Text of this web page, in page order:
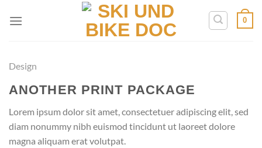
Inhalt
0
Design
ANOTHER PRINT PACKAGE
Lorem ipsum dolor sit amet, consectetuer adipiscing elit, sed
diam nonummy nibh euismod tincidunt ut laoreet dolore
magna aliquam erat volutpat.